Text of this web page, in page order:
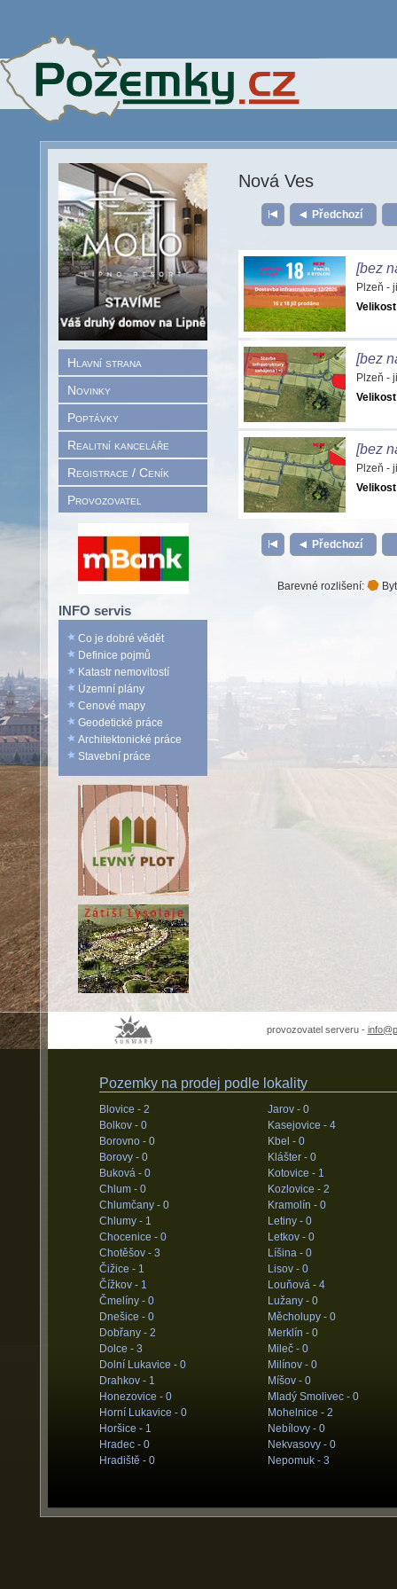
Hlavní strana
Novinky
Poptávky
Realitní kanceláře
Registrace / Ceník
Provozovatel
INFO servis
Co je dobré vědět
Definice pojmů
Katastr nemovitostí
Územní plány
Cenové mapy
Geodetické práce
Architektonické práce
Stavební práce
Nová Ves
Předchozí
[bez
Plzeň -
[bez
Plzeň -
[bez
Plzeň -
Předchozí
Barevné rozlišení:
provozovatel serveru -
Pozemky na prodej podle lokality
Blovice - 2
Bolkov - 0
Borovno - 0
Borovy - 0
Buková - 0
Chlum - 0
Chlumčany - 0
Chlumy - 1
Chocenice - 0
Chotěšov - 3
Čižice - 1
Čížkov - 1
Čmelíny - 0
Dnešice - 0
Dobřany - 2
Dolce - 3
Dolní Lukavice - 0
Drahkov - 1
Honezovice - 0
Horní Lukavice - 0
Horšice - 1
Hradec - 0
Hradiště - 0
Jarov - 0
Kasejovice - 4
Kbel - 0
Klášter - 0
Kotovice - 1
Kozlovice - 2
Kramolín - 0
Letiny - 0
Letkov - 0
Líšina - 0
Lisov - 0
Louňová - 4
Lužany - 0
Měcholupy - 0
Merklín - 0
Mileč - 0
Milínov - 0
Míšov - 0
Mladý Smolivec - 0
Mohelnice - 2
Nebílovy - 0
Nekvasovy - 0
Nepomuk - 3